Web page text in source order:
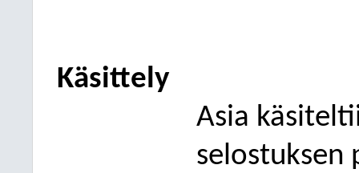
Käsittely
Asia
selostuksen